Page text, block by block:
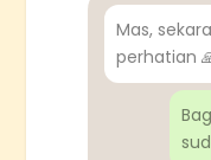
Mas,
perhatian